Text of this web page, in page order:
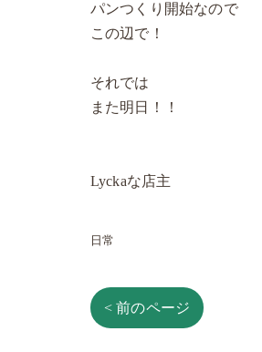
パンつくり開始なので
この辺で！
それでは
また明日！！
Lyckaな店主
日常
< 前のページ